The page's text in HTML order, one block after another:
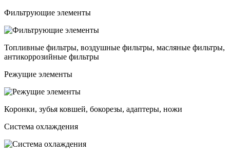
Фильтрующие элементы
Топливные фильтры, воздушные фильтры, масляные фильтры,
антикоррозийные фильтры
Режущие элементы
Коронки, зубья ковшей, бокорезы, адаптеры, ножи
Система охлаждения